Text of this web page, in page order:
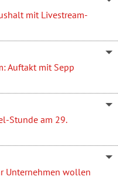
mit Livestream-
Auftakt mit Sepp
Stunde am 29.
Unternehmen wollen